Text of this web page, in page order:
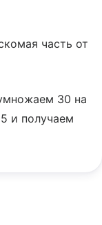
часть от
30 на
и получаем